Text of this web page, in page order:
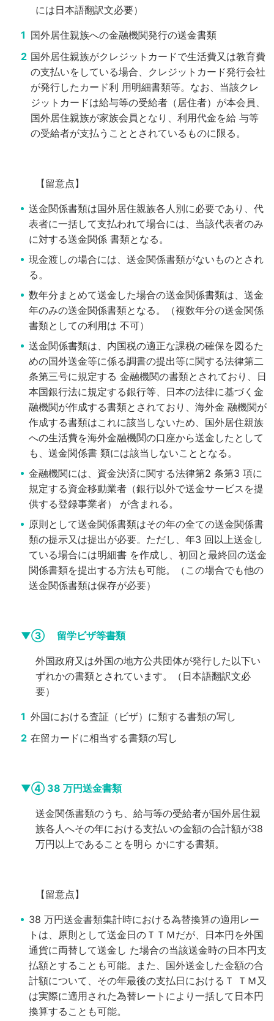
には日本語翻訳文必要）
国外居住親族への金融機関発行の送金書類
国外居住親族がクレジットカードで生活費又は教育費
の支払いをしている場合、クレジットカード発行会社
が発行したカード利 用明細書類等。なお、当該クレ
ジットカードは給与等の受給者（居住者）が本会員、
国外居住親族が家族会員となり、利用代金を給 与等
の受給者が支払うこととされているものに限る。
【留意点】
送金関係書類は国外居住親族各人別に必要であり、代
表者に一括して支払われて場合には、当該代表者のみ
に対する送金関係書類となる。
現金渡しの場合には、送金関係書類がないものとされ
る。
数年分まとめて送金した場合の送金関係書類は、送金
年のみの送金関係書類となる。（複数年分の送金関係
書類としての利用は 不可）
送金関係書類は、内国税の適正な課税の確保を図るた
めの国外送金等に係る調書の提出等に関する法律第二
条第三号に規定する 金融機関の書類とされており、日
本国銀行法に規定する銀行等、日本の法律に基づく金
融機関が作成する書類とされており、海外金 融機関が
作成する書類はこれに該当しないため、国外居住親族
への生活費を海外金融機関の口座から送金したとして
も、送金関係書類には該当しないこととなる。
金融機関には、資金決済に関する法律第2 条第3 項に
規定する資金移動業者（銀行以外で送金サービスを提
供する登録事業者）
が含まれる。
原則として送金関係書類はその年の全ての送金関係書
類の提示又は提出が必要。ただし、年3 回以上送金し
ている場合には明細書を作成し、初回と最終回の送金
関係書類を提出する方法も可能。（この場合でも他の
送金関係書類は保存が必要）
▼③ 留学ビザ等書類
外国政府又は外国の地方公共団体が発行した以下い
ずれかの書類とされています。（日本語翻訳文必
要）
外国における査証（ビザ）に類する書類の写し
在留カードに相当する書類の写し
▼④ 38 万円送金書類
送金関係書類のうち、給与等の受給者が国外居住親
族各人へその年における支払いの金額の合計額が38
万円以上であることを明ら かにする書類。
【留意点】
38 万円送金書類集計時における為替換算の適用レー
トは、原則として送金日のＴＴＭだが、日本円を外国
通貨に両替して送金し た場合の当該送金時の日本円支
払額とすることも可能。また、国外送金した金額の合
計額について、その年最後の支払日におけるＴ
ＴＭ又
は実際に適用された為替レートにより一括して日本円
換算することも可能。